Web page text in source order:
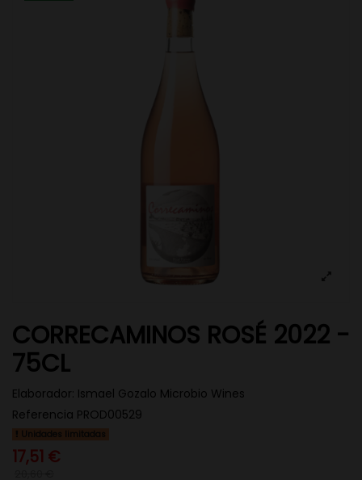
CORRECAMINOS ROSÉ 2022 -
75CL
Elaborador: Ismael Gozalo Microbio Wines
Referencia PROD00529
Unidades limitadas
17,51 €